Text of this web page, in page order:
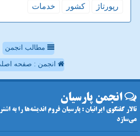
رپورتاژ
كشور خدمات
مطالب انجمن
انجمن : صفحه
انجمن پارسیان
تالار گفتگوی ایرانیان : پارسیان فروم اندیشه‌ها را به
می‌سازد